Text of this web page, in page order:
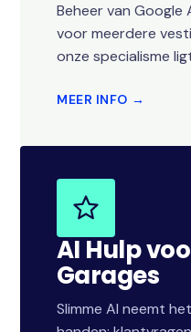
Beheer van Google
voor meerdere
onze specialisme
MEER INFO →
AI Hulp
Garages
Slimme AI neemt